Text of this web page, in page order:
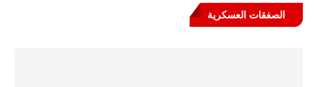
الصفقات العسكرية